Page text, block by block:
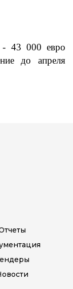
- 43 000 евро
до апреля